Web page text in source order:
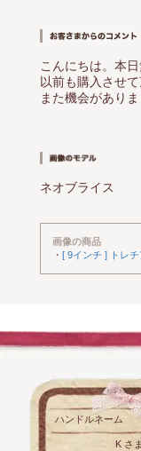
こんにちは。本
以前も購入させ
また機会があり
ネオブライス
画像の商品
・ [ 9インチ ] トレ
ハンドルネーム
K さま